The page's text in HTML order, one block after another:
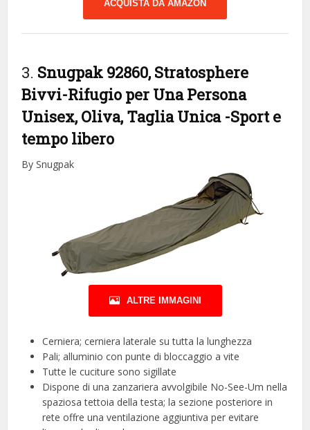
ACQUISTA DA AMAZON
3. Snugpak 92860, Stratosphere
Bivvi-Rifugio per Una Persona
Unisex, Oliva, Taglia Unica -Sport e
tempo libero
By Snugpak
ALTRE IMMAGINI
Cerniera; cerniera laterale su tutta la lunghezza
Pali; alluminio con punte di bloccaggio a vite
Tutte le cuciture sono sigillate
Dispone di una zanzariera avvolgibile No-See-Um nella
spaziosa tettoia della testa; la sezione posteriore in
rete offre una ventilazione aggiuntiva per evitare